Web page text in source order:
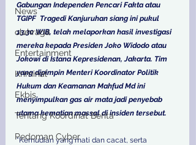
News
olahraga
Entertainment
Kriminal
Ekbis
Tentang Koordinat Berita
Pedoman Cyber
Gabungan Independen Pencari Fakta atau
TGIPF  Tragedi Kanjuruhan siang ini pukul
13.30 WIB, telah melaporkan hasil investigasi
mereka kepada Presiden Joko Widodo atau
Jokowi di Istana Kepresidenan, Jakarta. Tim
yang dipimpin Menteri Koordinator Politik
Hukum dan Keamanan Mahfud Md ini
menyimpulkan gas air mata jadi penyebab
utama kematian massal di insiden tersebut.
"Kemudian yang mati dan cacat, serta